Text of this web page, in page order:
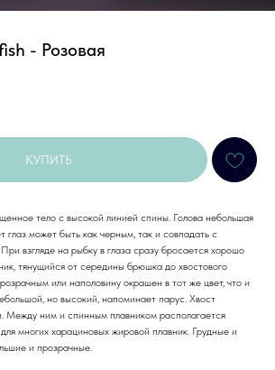
- Розовая
КУПИТЬ
тело с высокой линией спины. Голова небольшая
глаз может быть как черным, так и совпадать с
взгляде на рыбку в глаза сразу бросается хорошо
тянущийся от середины брюшка до хвостового
или наполовину окрашен в тот же цвет, что и
но высокий, напоминает парус. Хвост
Между ним и спинным плавником располагается
многих харациновых жировой плавник. Грудные и
и прозрачные.